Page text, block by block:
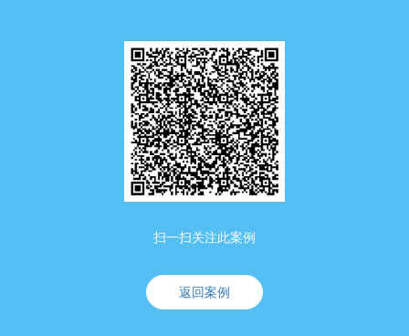
扫一扫关注此案例
返回案例